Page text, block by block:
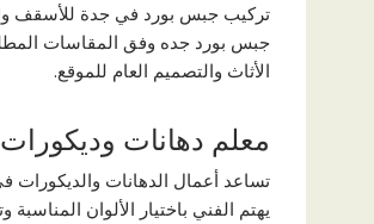
تركيب جبس بورد في جدة للأسقف
جبس بورد جده وفق المقاسات
الأثاث والتصميم العام للموقع.
معلم دهانات
تساعد أعمال الدهانات
يهتم الفني باختيار الألوان